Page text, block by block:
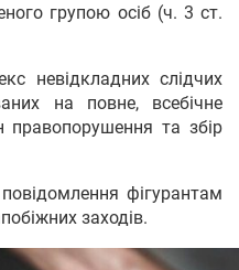
групою осіб (ч. 3 ст.
невідкладних слідчих
на повне, всебічне
правопорушення та збір
фігурантам
заходів.